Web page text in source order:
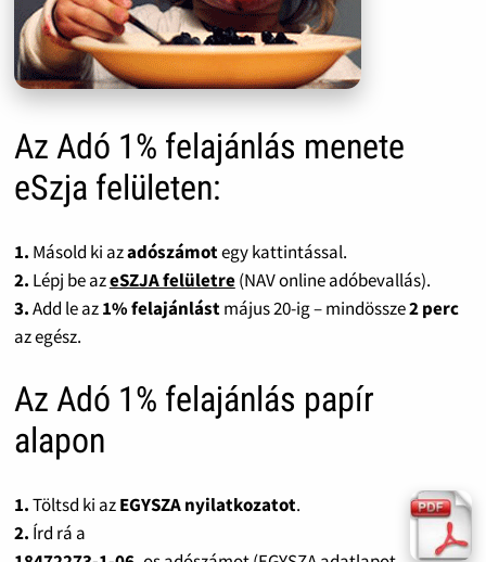
Az Adó 1% felajánlás menete
eSzja felületen:
1. Másold ki azadószámotegy kattintással.
2. Lépj be azeSZJA felületre(NAV online adóbevallás).
3.Add le az1% felajánlástmájus 20-ig – mindössze2 perc
az egész.
Az Adó 1% felajánlás papír
alapon
1.Töltsd ki azEGYSZA nyilatkozatot.
2. Írd rá a